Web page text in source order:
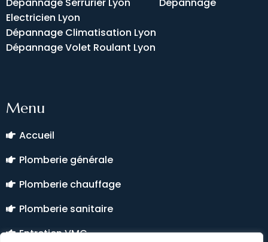
Electricien Lyon
Dépannage Climatisation Lyon
Dépannage Volet Roulant Lyon
Menu
Accueil
Plomberie générale
Plomberie chauffage
Plomberie sanitaire
Entretien VMC